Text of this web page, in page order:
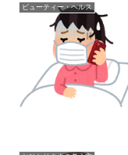
ビューティー・ヘルス